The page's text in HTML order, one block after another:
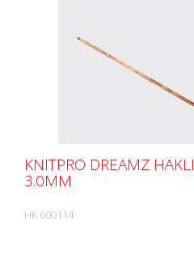
KNITPRO DREAMZ HÄKLI
3.0MM
HK 600114